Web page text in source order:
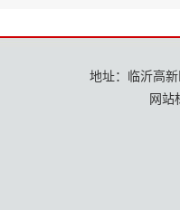
地址：临沂高
网站